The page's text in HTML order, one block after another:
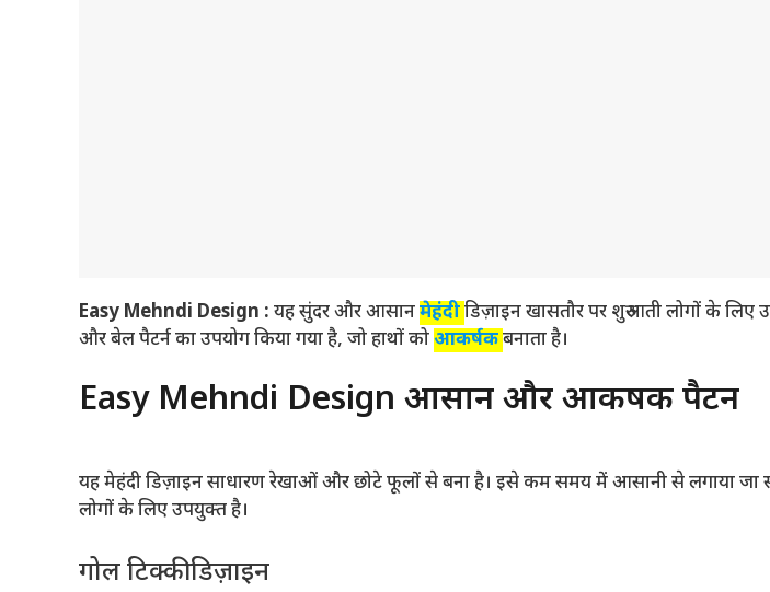
Easy Mehndi Design : यह सुंदर और आसानमेहंदीडिज़ाइन खासतौर पर शुरुआती लोगों के
और बेल पैटर्न का उपयोग किया गया है, जो हाथों कोआकर्षकबनाता है।
Easy Mehndi Design आसान और आकर्षक पैटर्न
यह मेहंदी डिज़ाइन साधारण रेखाओं और छोटे फूलों से बना है। इसे कम समय में आसानी से लगाया
लोगों के लिए उपयुक्त है।
गोल टिक्की डिज़ाइन